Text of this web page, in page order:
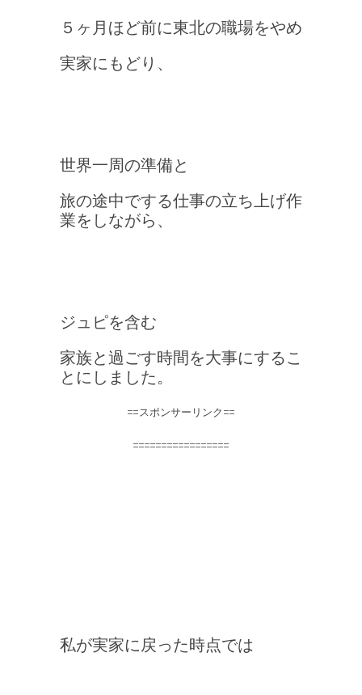
５ヶ月ほど前に東北の職場をやめ
実家にもどり、
世界一周の準備と
旅の途中でする仕事の立ち上げ作
業をしながら、
ジュピを含む
家族と過ごす時間を大事にするこ
とにしました。
==スポンサーリンク==
=================
私が実家に戻った時点では